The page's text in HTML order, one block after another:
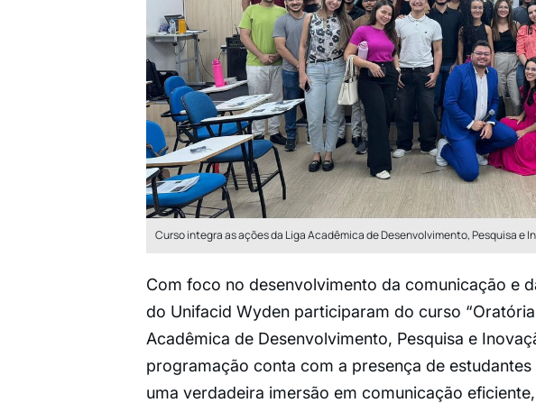
Curso integra as ações da Liga Acadêmica de Desenvolvimento, Pesquisa e
Com foco no desenvolvimento da comunicação e
do Unifacid Wyden participaram do curso
Acadêmica de Desenvolvimento, Pesquisa e
programação conta com a presença de
uma verdadeira imersão em comunicação